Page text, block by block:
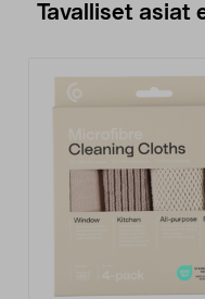
Tavalliset asiat